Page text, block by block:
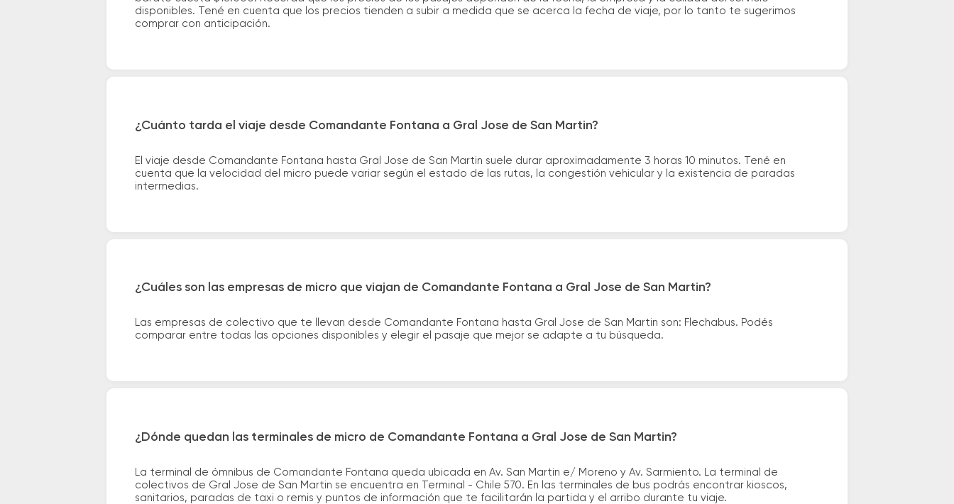
disponibles. Tené en cuenta que los precios tienden a subir a medida que se acerca la fecha de viaje, por lo tanto te sugerimos
comprar con anticipación.
¿Cuánto tarda el viaje desde Comandante Fontana a Gral Jose de San Martin?
El viaje desde Comandante Fontana hasta Gral Jose de San Martin suele durar aproximadamente 3 horas 10 minutos. Tené en
cuenta que la velocidad del micro puede variar según el estado de las rutas, la congestión vehicular y la existencia de paradas
intermedias.
¿Cuáles son las empresas de micro que viajan de Comandante Fontana a Gral Jose de San Martin?
Las empresas de colectivo que te llevan desde Comandante Fontana hasta Gral Jose de San Martin son: Flechabus. Podés
comparar entre todas las opciones disponibles y elegir el pasaje que mejor se adapte a tu búsqueda.
¿Dónde quedan las terminales de micro de Comandante Fontana a Gral Jose de San Martin?
La terminal de ómnibus de Comandante Fontana queda ubicada en Av. San Martin e/ Moreno y Av. Sarmiento. La terminal de
colectivos de Gral Jose de San Martin se encuentra en Terminal - Chile 570. En las terminales de bus podrás encontrar kioscos,
sanitarios, paradas de taxi o remis y puntos de información que te facilitarán la partida y el arribo durante tu viaje.